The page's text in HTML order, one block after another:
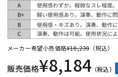
メーカー希望小売価格¥10,230 （税込）
販売価格¥8,184 （税込）